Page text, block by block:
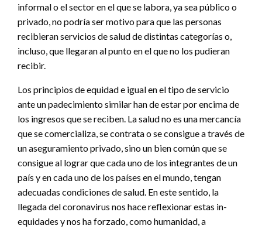
informal o el sector en el que se labora, ya sea público o
privado, no podría ser motivo para que las personas
recibieran servicios de salud de distintas categorías o,
incluso, que llegaran al punto en el que no los pudieran
recibir.
Los principios de equidad e igual en el tipo de servicio
ante un padecimiento similar han de estar por encima de
los ingresos que se reciben. La salud no es una mercancía
que se comercializa, se contrata o se consigue a través de
un aseguramiento privado, sino un bien común que se
consigue al lograr que cada uno de los integrantes de un
país y en cada uno de los países en el mundo, tengan
adecuadas condiciones de salud. En este sentido, la
llegada del coronavirus nos hace reflexionar estas in-
equidades y nos ha forzado, como humanidad, a